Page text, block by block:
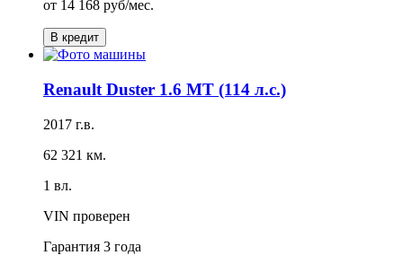
от 14 168 руб/мес.
В кредит
Renault Duster 1.6 MT (114 л.с.)
2017 г.в.
62 321 км.
1 вл.
VIN проверен
Гарантия 3 года